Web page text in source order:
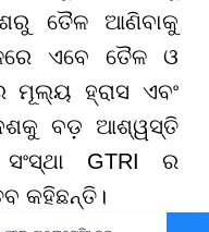
ତୈଳ ଆଣିବାକୁ
ଏବେ ତୈଳ ଓ
ମୂଲ୍ୟ ହ୍ରାସ ଏବଂ
ବଡ଼ ଆଶ୍ୱସ୍ତି
GTRI ର
କହିଛନ୍ତି।